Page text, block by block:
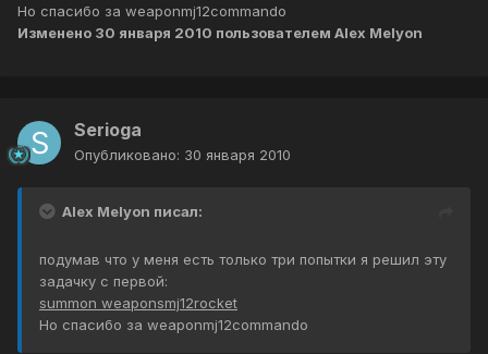
Но спасибо за weaponmj12commando
Изменено 30 января 2010 пользователем Alex Melyon
Serioga
Опубликовано: 30 января 2010
Alex Melyon писал:
подумав что у меня есть только три попытки я решил эту
задачку с первой:
summon weaponsmj12rocket
Но спасибо за weaponmj12commando